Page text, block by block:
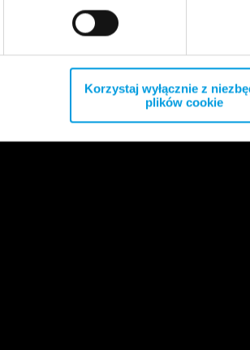
Korzystaj wyłącznie z
plików cookie